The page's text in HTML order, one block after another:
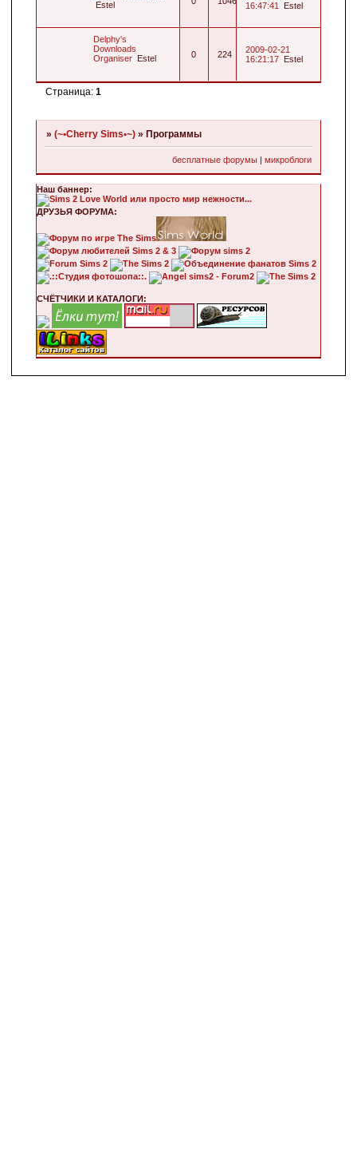
Estel
16:47:41
Estel
Delphy's
Downloads
Organiser
Estel 0 224
2009-02-21
16:21:17
Estel
Страница: 1
» (~•Cherry Sims•~) » Программы
бесплатные форумы |микроблоги
Наш баннер:
ДРУЗЬЯ ФОРУМА:
СЧЁТЧИКИ И КАТАЛОГИ: